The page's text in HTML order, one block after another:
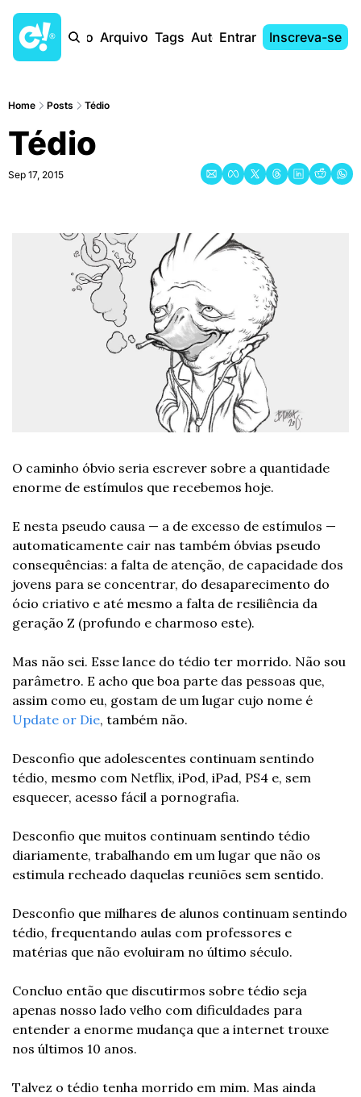
Início Arquivo Tags AutoresEntrar Inscreva-se
Home Posts Tédio
Tédio
Sep 17, 2015
O caminho óbvio seria escrever sobre a quantidade
enorme de estímulos que recebemos hoje.
E nesta pseudo causa — a de excesso de estímulos —
automaticamente cair nas também óbvias pseudo
consequências: a falta de atenção, de capacidade dos
jovens para se concentrar, do desaparecimento do
ócio criativo e até mesmo a falta de resiliência da
geração Z (profundo e charmoso este).
Mas não sei. Esse lance do tédio ter morrido. Não sou
parâmetro. E acho que boa parte das pessoas que,
Update or Die, também não.
Desconfio que adolescentes continuam sentindo
tédio, mesmo com Netflix, iPod, iPad, PS4 e, sem
esquecer, acesso fácil a pornografia.
Desconfio que muitos continuam sentindo tédio
diariamente, trabalhando em um lugar que não os
estimula recheado daquelas reuniões sem sentido.
Desconfio que milhares de alunos continuam sentindo
tédio, frequentando aulas com professores e
matérias que não evoluiram no último século.
Concluo então que discutirmos sobre tédio seja
apenas nosso lado velho com dificuldades para
entender a enorme mudança que a internet trouxe
nos últimos 10 anos.
Talvez o tédio tenha morrido em mim. Mas ainda